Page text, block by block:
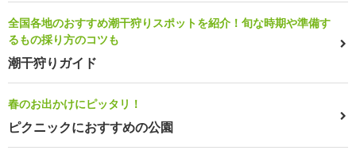
全国各地のおすすめ潮干狩りスポットを紹介！旬な時期や準備す
るもの採り方のコツも
潮干狩りガイド
春のお出かけにピッタリ！
ピクニックにおすすめの公園